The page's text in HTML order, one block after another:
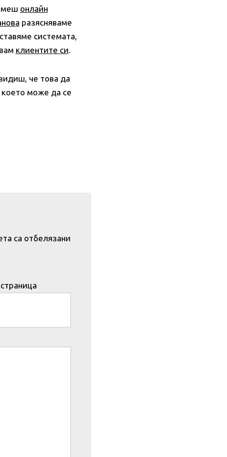
онлайн
разясняваме
системата,
клиентите си.
че това да
което може да се
са отбелязани